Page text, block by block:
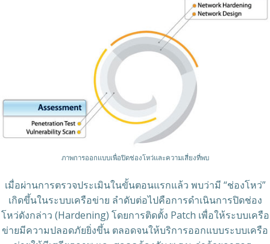
ภาพการออกแบบเพื่อปิดช่องโหว่และความเสี่ยงที่พบ
เมื่อผ่านการตรวจประเมินในขั้นตอนแรกแล้ว พบว่ามี “ช่องโหว่”
เกิดขึ้นในระบบเครือข่าย ลำดับต่อไปคือการดำเนินการปิดช่อง
โหว่ดังกล่าว (Hardening) โดยการติดตั้ง Patch เพื่อให้ระบบเครือ
ข่ายมีความปลอดภัยยิ่งขึ้น ตลอดจนให้บริการออกแบบระบบเครือ